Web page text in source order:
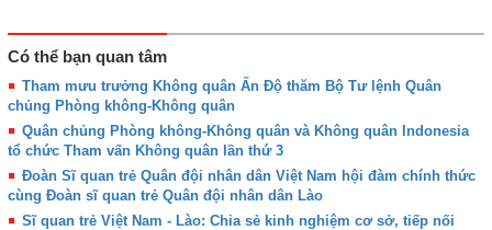
Có thể bạn quan tâm
Tham mưu trưởng Không quân Ấn Độ thăm Bộ Tư lệnh Quân
chủng Phòng không-Không quân
Quân chủng Phòng không-Không quân và Không quân Indonesia
tổ chức Tham vấn Không quân lần thứ 3
Đoàn Sĩ quan trẻ Quân đội nhân dân Việt Nam hội đàm chính thức
cùng Đoàn sĩ quan trẻ Quân đội nhân dân Lào
Sĩ quan trẻ Việt Nam - Lào: Chia sẻ kinh nghiệm cơ sở, tiếp nối